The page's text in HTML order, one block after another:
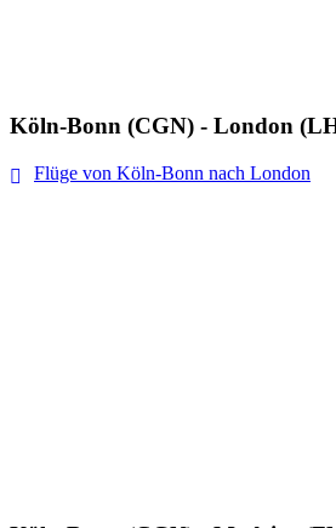
Köln-Bonn (CGN) - London
Flüge von Köln-Bonn nach London